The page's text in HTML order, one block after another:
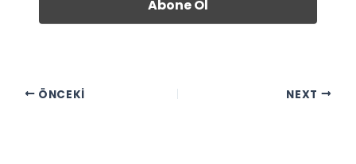
ÖNCEKI NEXT